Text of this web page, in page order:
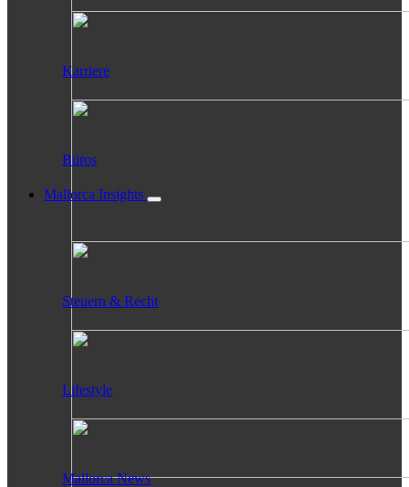
Karriere
Büros
Mallorca Insights
Steuern & Recht
Lifestyle
Mallorca News